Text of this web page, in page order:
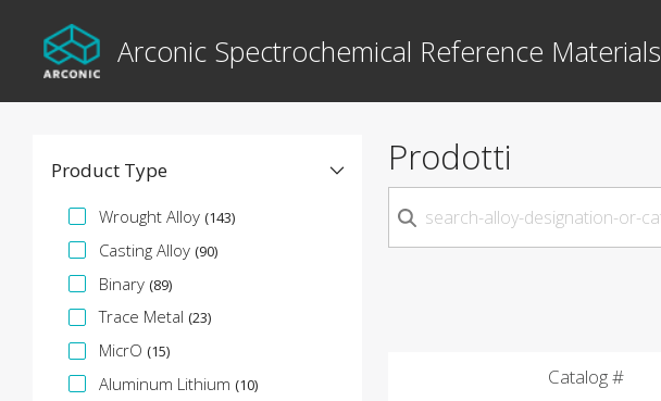
Arconic Spectrochemical Reference Materials
Product Type
Facet specifica
Wrought Alloy (143)
Casting Alloy (90)
Binary (89)
Trace Metal (23)
MicrO (15)
Aluminum Lithium (10)
Prodotti
Catalog #